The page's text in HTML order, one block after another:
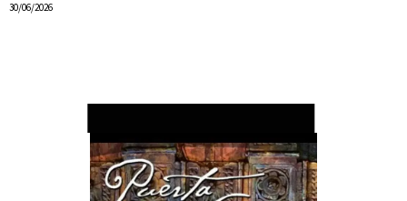
30/06/2026